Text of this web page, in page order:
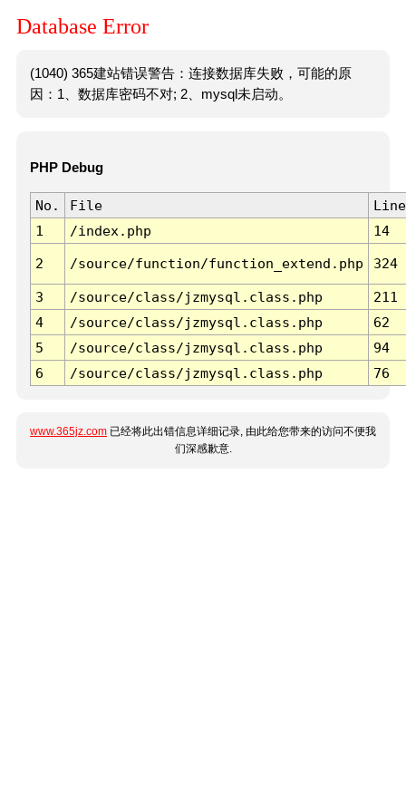
Database Error
(1040) 365建站错误警告：连接数据库失败，可能的原
因：1、数据库密码不对; 2、mysql未启动。
PHP Debug
No. File
Line
1
/index.php 14
2 /source/function/function_extend.php 324
3 /source/class/jzmysql.class.php
211
4
/source/class/jzmysql.class.php
62
5
/source/class/jzmysql.class.php
94
6
/source/class/jzmysql.class.php 76
www.365jz.com 已经将此出错信息详细记录, 由此给您带来的访问不便我
们深感歉意.